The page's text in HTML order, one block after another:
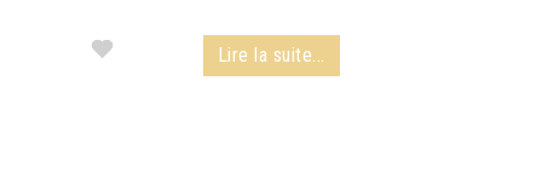
Lire la suite...